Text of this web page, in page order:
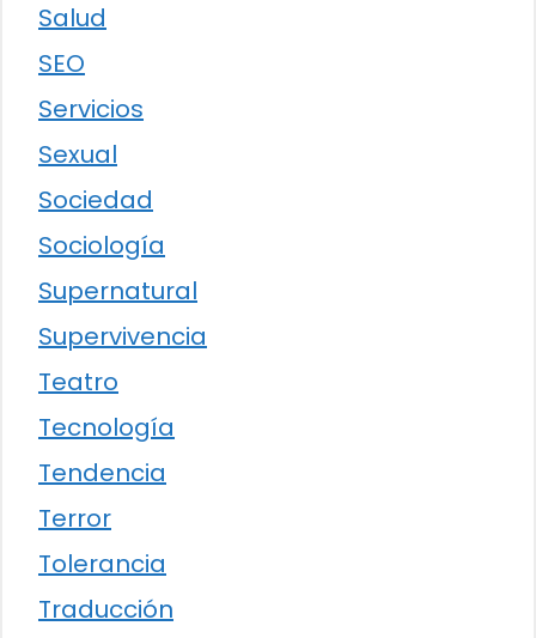
Salud
SEO
Servicios
Sexual
Sociedad
Sociología
Supernatural
Supervivencia
Teatro
Tecnología
Tendencia
Terror
Tolerancia
Traducción